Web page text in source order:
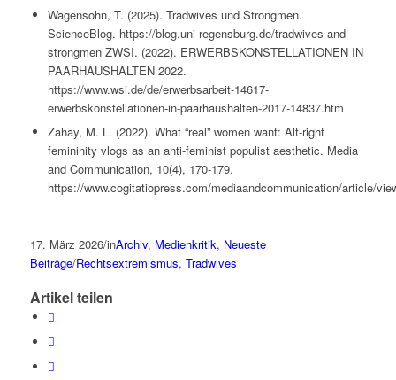
Wagensohn, T. (2025). Tradwives und Strongmen.
ScienceBlog. https://blog.uni-regensburg.de/tradwives-and-
strongmen ZWSI. (2022). ERWERBSKONSTELLATIONEN IN
PAARHAUSHALTEN 2022.
https://www.wsi.de/de/erwerbsarbeit-14617-
erwerbskonstellationen-in-paarhaushalten-2017-14837.htm
Zahay, M. L. (2022). What “real” women want: Alt-right
femininity vlogs as an anti-feminist populist aesthetic. Media
and Communication, 10(4), 170-179.
https://www.cogitatiopress.com/mediaandcommunication/article/
17. März 2026/inArchiv, Medienkritik, Neueste
Beiträge/Rechtsextremismus, Tradwives
Artikel teilen